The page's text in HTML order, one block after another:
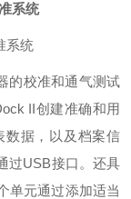
系统
系统
的校准和通气测试
II创建准确和用
数据，以及档案信
过USB接口。还具
单元通过添加适当